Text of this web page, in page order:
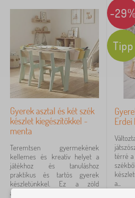
Kivitelezés
kis szék
12
set
11
kis tábla
10
Bútor variációk
laminált MDF bútorlap
MDF bútorlap
3
tömörfából
Gyerek asztal és két szék
készlet kiegészítőkkel -
menta
Teremtsen gyermekének
kellemes és kreatív helyet a
játékhoz és tanuláshoz
praktikus és tartós gyerek
készletünkkel. Ez a zöld
asztalka két székkel ötvözi a...
-29%
Tipp
Erdei
térré
a...